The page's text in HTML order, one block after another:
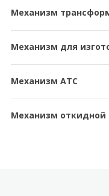
Механизм
Механизм для
Механизм АТС
Механизм откидной